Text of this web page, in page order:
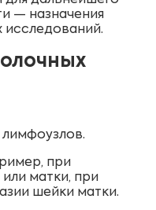
— назначения
исследований.
при
матки, при
шейки матки.